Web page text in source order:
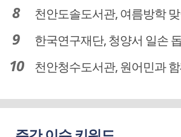
천안도솔도서관, 여름방학 맞이 다채로운 독
한국연구재단, 청양서 일손 돕고 상생동
천안청수도서관, 원어민과 함께하는 '모든